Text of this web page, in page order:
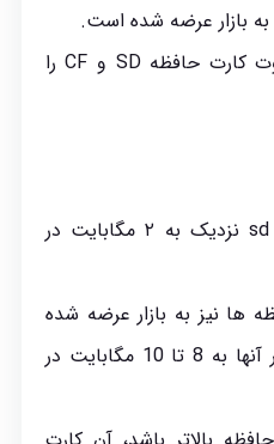
در ادامه قصد داریم تا تفاوت کارت حافظه SD و CF را
سرعت انتقال کارت حافظه sd نزدیک به ۲ مگابایت در
ها نیز به بازار عرضه شده
اند که سرعت انتقال دیتا در آنها به 8 تا 10 مگابایت در